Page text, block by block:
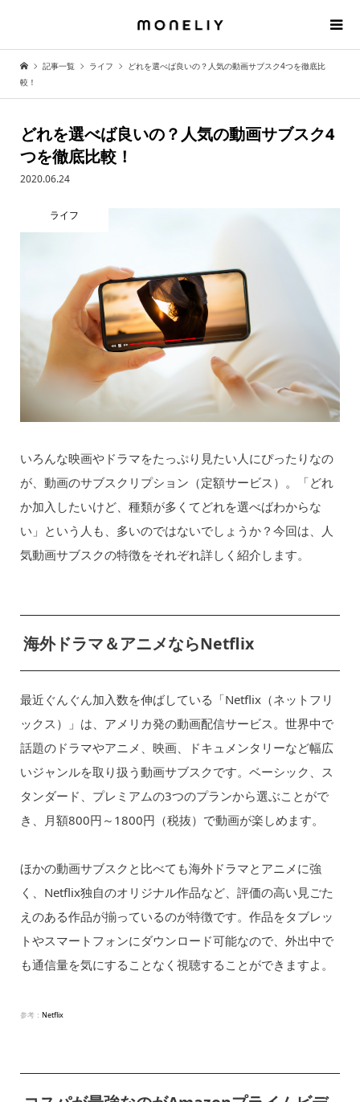
記事一覧 ライフ
どれを選べば良いの？人気の動画サブスク4つを徹底比
較！
どれを選べば良いの？人気の動画サブスク4
つを徹底比較！
2020.06.24
ライフ
いろんな映画やドラマをたっぷり見たい人にぴったりなの
が、動画のサブスクリプション（定額サービス）。「どれ
か加入したいけど、種類が多くてどれを選べばわからな
い」という人も、多いのではないでしょうか？今回は、人
気動画サブスクの特徴をそれぞれ詳しく紹介します。
海外ドラマ＆アニメならNetflix
最近ぐんぐん加入数を伸ばしている「Netflix（ネットフリ
ックス）」は、アメリカ発の動画配信サービス。世界中で
話題のドラマやアニメ、映画、ドキュメンタリーなど幅広
いジャンルを取り扱う動画サブスクです。ベーシック、ス
タンダード、プレミアムの3つのプランから選ぶことがで
き、月額800円～1800円（税抜）で動画が楽しめます。
ほかの動画サブスクと比べても海外ドラマとアニメに強
く、Netflix独自のオリジナル作品など、評価の高い見ごた
えのある作品が揃っているのが特徴です。作品をタブレッ
トやスマートフォンにダウンロード可能なので、外出中で
も通信量を気にすることなく視聴することができますよ。
参考： Netflix